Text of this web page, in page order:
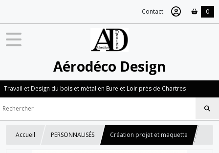
Contact 0
Aérodéco Design
Travail et Design du bois et métal en Eure et Loir près de Chartres
Accueil PERSONNALISÉS Création projet et maquette